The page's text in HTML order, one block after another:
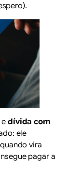
e dívida com
ele
vira
pagar a